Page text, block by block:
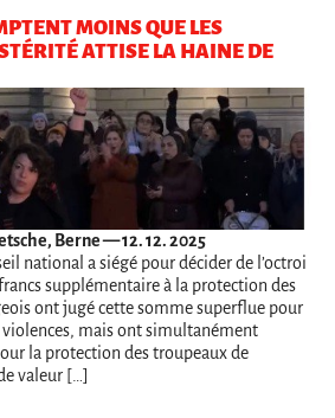
MOINS QUE LES
ATTISE LA HAINE DE
Berne — 12. 12. 2025
national a siégé pour décider de l’octroi
supplémentaire à la protection des
ont jugé cette somme superflue pour
violences, mais ont simultanément
la protection des troupeaux de
valeur […]